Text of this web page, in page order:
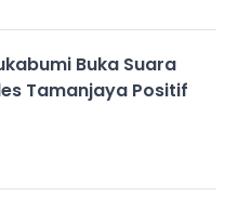
Buka Suara
Tamanjaya Positif